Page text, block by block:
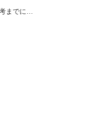
までに…